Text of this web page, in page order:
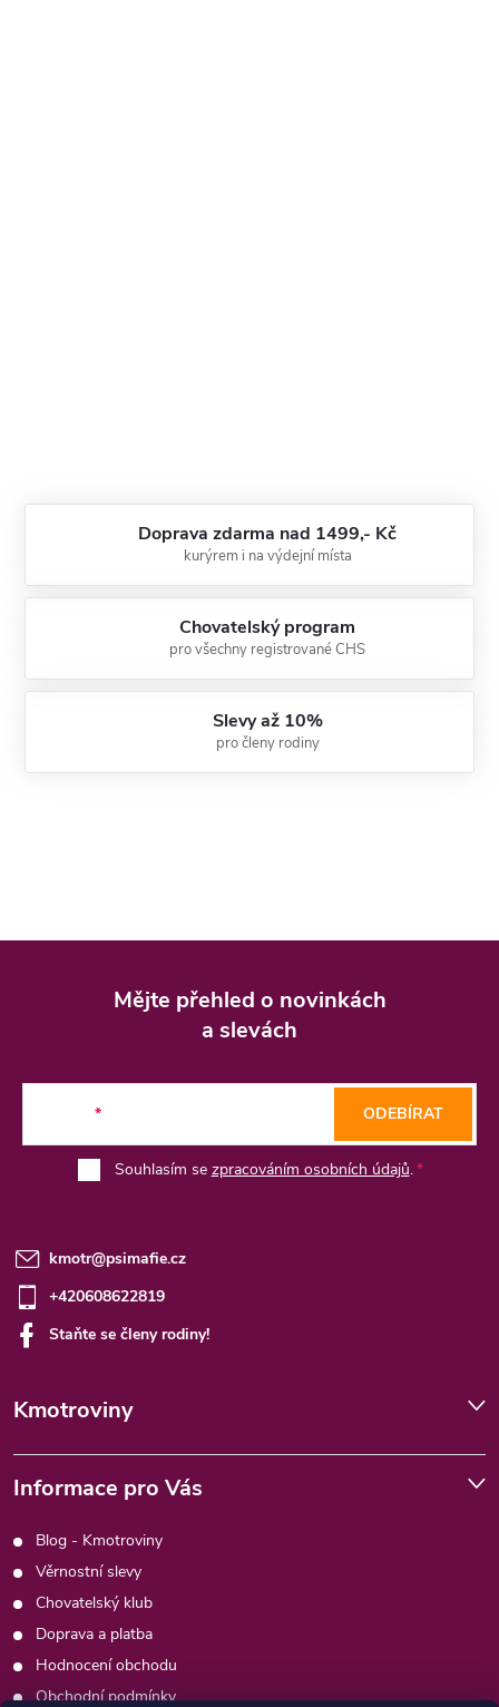
Doprava zdarma nad 1499,- Kč
kurýrem i na výdejní místa
Chovatelský program
pro všechny registrované CHS
Slevy až 10%
pro členy rodiny
Mějte přehled o novinkách
a slevách
Souhlasím se zpracováním osobních údajů.
ODEBÍRAT
kmotr@psimafie.cz
+420608622819
Staňte se členy rodiny!
Kmotroviny
Informace pro Vás
Blog - Kmotroviny
Věrnostní slevy
Chovatelský klub
Doprava a platba
Hodnocení obchodu
Obchodní podmínky